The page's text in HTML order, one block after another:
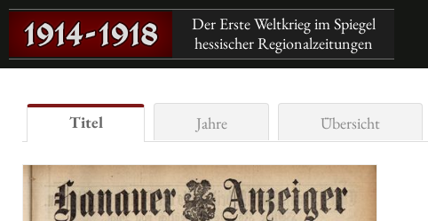
Der Erste Weltkrieg im Spiegel
hessischer Regionalzeitungen
Titel Jahre Übersicht